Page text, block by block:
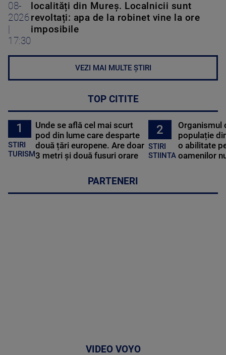
08-
2026
17:30
localități din Mureș. Localnicii sunt
revoltați: apa de la robinet vine la ore
imposibile
VEZI MAI MULTE ȘTIRI
TOP CITITE
1
STIRI
TURISM
Unde se află cel mai scurt
pod din lume care desparte
două țări europene. Are doar
3 metri și două fusuri orare
2
STIRI
STIINTA
Organismul
populație
o abilitate
oamenilor
PARTENERI
VIDEO VOYO